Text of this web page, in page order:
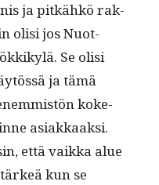
ja pitkähkö rak­
olisi jos Nuot­
Se olisi
ja tämä
koke­
asiakkaaksi.
että vaik­ka alue
kun se